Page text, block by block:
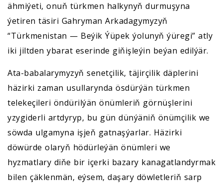
ähmiýeti, onuň türkmen halkynyň durmuşyna
ýetiren täsiri Gahryman Arkadagymyzyň
“Türkmenistan — Beýik Ýüpek ýolunyň ýüregi” atly
iki jiltden ybarat eserinde giňişleýin beýan edilýär.
Ata-babalarymyzyň senetçilik, täjirçilik däplerini
häzirki zaman usullarynda ösdürýän türkmen
telekeçileri öndürilýän önümleriň görnüşlerini
yzygiderli artdyryp, bu gün dünýäniň önümçilik we
söwda ulgamyna işjeň gatnaşýarlar. Häzirki
döwürde olaryň hödürleýän önümleri we
hyzmatlary diňe bir içerki bazary kanagatlandyrmak
bilen çäklenmän, eýsem, daşary döwletleriň sarp